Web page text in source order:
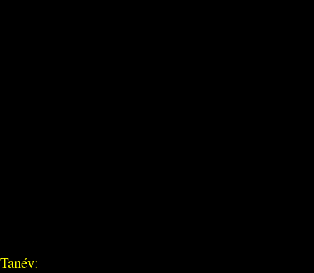
Tanév: